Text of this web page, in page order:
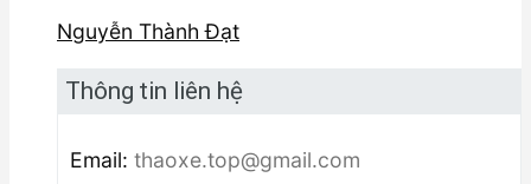
Nguyễn Thành Đạt
Thông tin liên hệ
Email: thaoxe.top@gmail.com